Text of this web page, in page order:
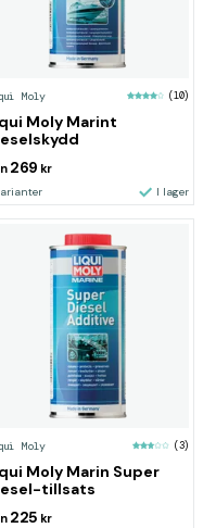
Moly (10)
Moly Marint
269 kr
I lager
Moly (3)
Moly Marin Super
tillsats
225 kr